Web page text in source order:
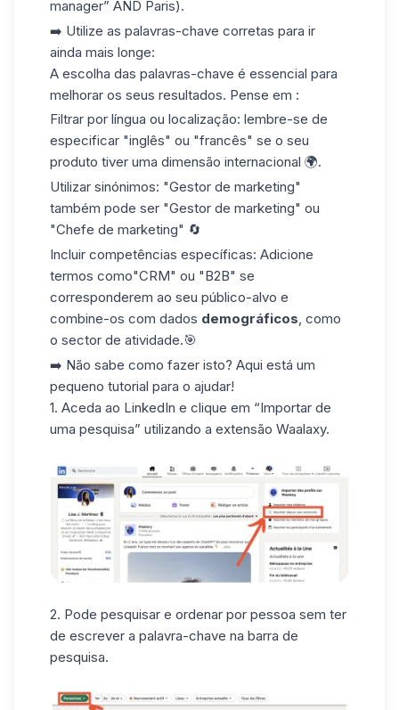
manager” AND Paris).
➡️ Utilize as palavras-chave corretas para ir
ainda mais longe:
A escolha das palavras-chave é essencial para
melhorar os seus resultados. Pense em :
Filtrar por língua ou localização: lembre-se de
especificar "inglês" ou "francês" se o seu
produto tiver uma dimensão internacional 🌍.
Utilizar sinónimos: "Gestor de marketing"
também pode ser "Gestor de marketing" ou
"Chefe de marketing" 🔄
Incluir competências específicas: Adicione
termos como"CRM" ou "B2B" se
corresponderem ao seu público-alvo e
combine-os com dados demográficos , como
o sector de atividade.🎯
➡️ Não sabe como fazer isto? Aqui está um
pequeno tutorial para o ajudar!
1. Aceda ao LinkedIn e clique em “Importar de
uma pesquisa” utilizando a extensão Waalaxy.
2. Pode pesquisar e ordenar por pessoa sem ter
de escrever a palavra-chave na barra de
pesquisa.